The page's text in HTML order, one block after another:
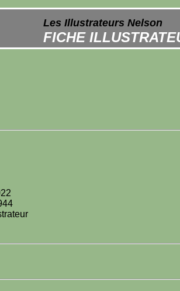
Les Illustrateurs Nelson
FICHE